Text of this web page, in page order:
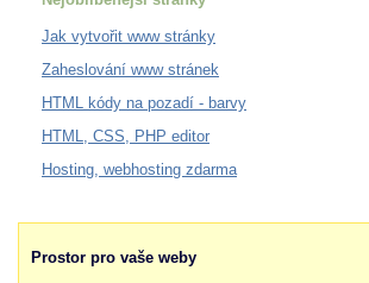
Jak vytvořit www stránky
Zaheslování www stránek
HTML kódy na pozadí - barvy
HTML, CSS, PHP editor
Hosting, webhosting zdarma
Prostor pro vaše weby